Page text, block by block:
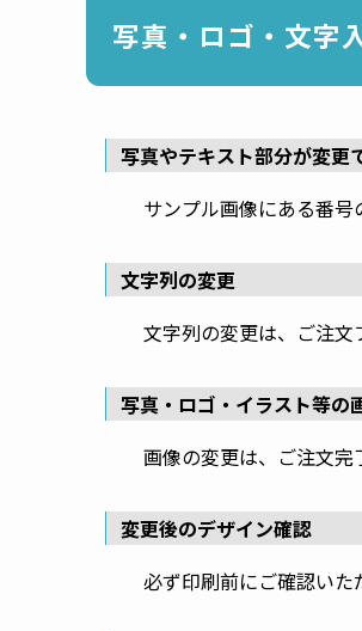
写真・ロゴ・文字
写真やテキスト部分が変更
サンプル画像にある番号
文字列の変更
文字列の変更は、ご注文
写真・ロゴ・イラスト等の
画像の変更は、ご注文完
変更後のデザイン確認
必ず印刷前にご確認いた